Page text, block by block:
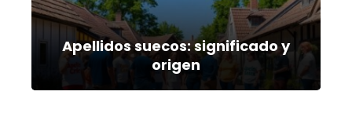
Apellidos suecos: significado y
origen